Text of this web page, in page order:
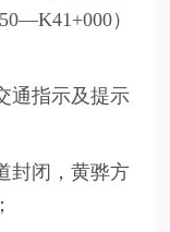
）
通指示及提示
封闭，黄骅方